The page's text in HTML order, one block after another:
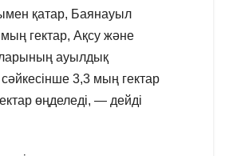
қатар, Баянауыл
гектар, Ақсу және
ауылдық
3,3 мың гектар
өңделеді, — дейді